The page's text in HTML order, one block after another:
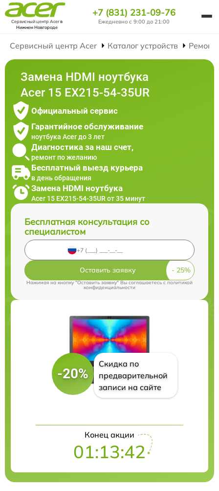
Сервисный центр Acerв
Нижнем Новгороде
+7 (831) 231-09-76
Ежедневно с 9:00 до 21:00
Сервисный центр Acer Каталог устройств Ремонт
Замена HDMI ноутбука
Acer 15 EX215-54-35UR
Официальный сервис
Гарантийное обслуживание
ноутбука Acer до 3 лет
Диагностика за наш счет,
ремонт по желанию
Бесплатный выезд курьера
в день обращения
Замена HDMI ноутбука
Acer 15 EX215-54-35UR от 35 минут
Бесплатная консультация со
специалистом
Оставить заявку
Нажимая на кнопку "Оставить заявку" Вы соглашаетесь cполитикой
конфиденциальности
-20%
Скидка по
предварительной
записи на сайте
Конец акции
01:13:41